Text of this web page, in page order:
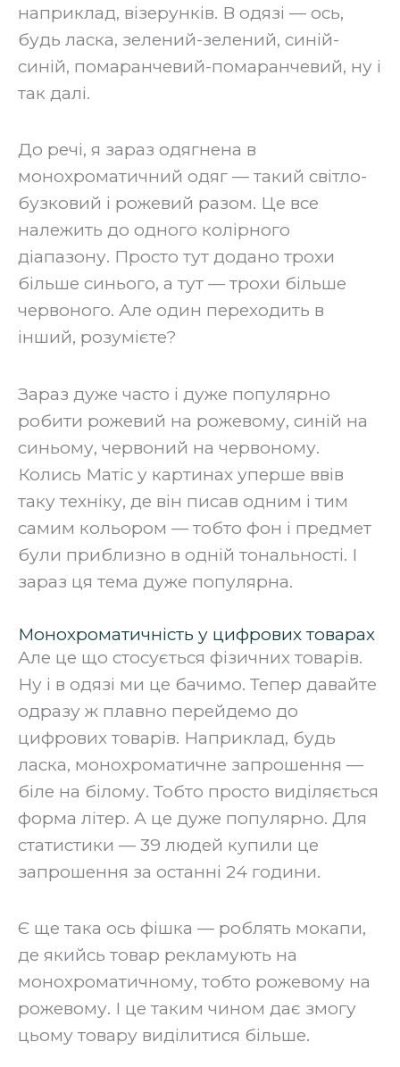
наприклад, візерунків. В одязі — ось,
будь ласка, зелений-зелений, синій-
синій, помаранчевий-помаранчевий, ну і
так далі.
‍До речі, я зараз одягнена в
монохроматичний одяг — такий світло-
бузковий і рожевий разом. Це все
належить до одного колірного
діапазону. Просто тут додано трохи
більше синього, а тут — трохи більше
червоного. Але один переходить в
інший, розумієте?
‍Зараз дуже часто і дуже популярно
робити рожевий на рожевому, синій на
синьому, червоний на червоному.
Колись Матіс у картинах уперше ввів
таку техніку, де він писав одним і тим
самим кольором — тобто фон і предмет
були приблизно в одній тональності. І
зараз ця тема дуже популярна.‍
Монохроматичність у цифрових товарах
Але це що стосується фізичних товарів.
Ну і в одязі ми це бачимо. Тепер давайте
одразу ж плавно перейдемо до
цифрових товарів. Наприклад, будь
ласка, монохроматичне запрошення —
біле на білому. Тобто просто виділяється
форма літер. А це дуже популярно. Для
статистики — 39 людей купили це
запрошення за останні 24 години.
‍Є ще така ось фішка — роблять мокапи,
де якийсь товар рекламують на
монохроматичному, тобто рожевому на
рожевому. І це таким чином дає змогу
цьому товару виділитися більше.